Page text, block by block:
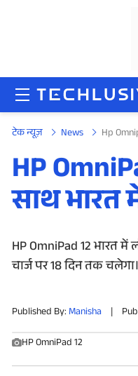
होम
न्यूज़
रिव्यू
मोबाइल फोन्स
फोटो
वीडियो
टेक न्यूज़ News Hp
HP
साथ भारत
HP OmniPad 12 भारत में
चार्ज पर 18 दिन तक
Published By: Manisha |
HP OmniPad 12